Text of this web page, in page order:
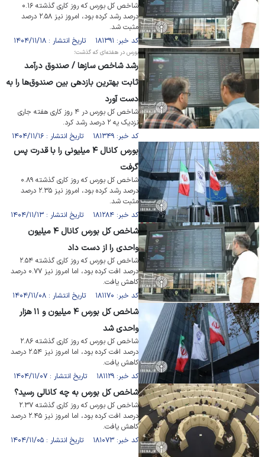
شاخص کل بورس که روز کاری گذشته ۰.۱۶
درصد رشد کرده بود، امروز نیز ۲.۵۸ درصد
مثبت شد.
کد خبر: ۱۸۱۳۹۱ تاریخ انتشار : ۱۴۰۴/۱۱/۱۸
بورس در هفته‌ای که گذشت؛
رشد شاخص ساز‌ها / صندوق درآمد
ثابت بهترین بازدهی بین صندوق‌ها را به
دست آورد
شاخص کل بورس در ۴ روز کاری هفته جاری
نزدیک یه ۲ درصد رشد کرد.
کد خبر: ۱۸۱۳۴۹ تاریخ انتشار : ۱۴۰۴/۱۱/۱۶
بورس کانال ۴ میلیونی را با قدرت پس
گرفت
شاخص کل بورس که روز کاری گذشته ۰.۸۹
درصد رشد کرده بود، امروز نیز ۲.۳۵ درصد
مثبت شد.
کد خبر: ۱۸۱۲۸۴ تاریخ انتشار : ۱۴۰۴/۱۱/۱۳
شاخص کل بورس کانال ۴ میلیون
واحدی را از دست داد
شاخص کل بورس که روز کاری گذشته ۲.۵۴
درصد افت کرده بود، اما امروز نیز ۰.۷۷ درصد
کاهش یافت.
کد خبر: ۱۸۱۱۷۰ تاریخ انتشار : ۱۴۰۴/۱۱/۰۸
شاخص کل بورس ۴ میلیون و ۱۱ هزار
واحدی شد
شاخص کل بورس که روز کاری گذشته ۲.۸۶
درصد افت کرده بود، اما امروز نیز ۲.۵۴ درصد
کاهش یافت.
کد خبر: ۱۸۱۱۲۹ تاریخ انتشار : ۱۴۰۴/۱۱/۰۷
شاخص کل بورس به چه کانالی رسید؟
شاخص کل بورس که روز کاری گذشته ۲.۳۷
درصد افت کرده بود، اما امروز نیز ۲.۴۵ درصد
کاهش یافت.
کد خبر: ۱۸۱۰۷۳ تاریخ انتشار : ۱۴۰۴/۱۱/۰۵